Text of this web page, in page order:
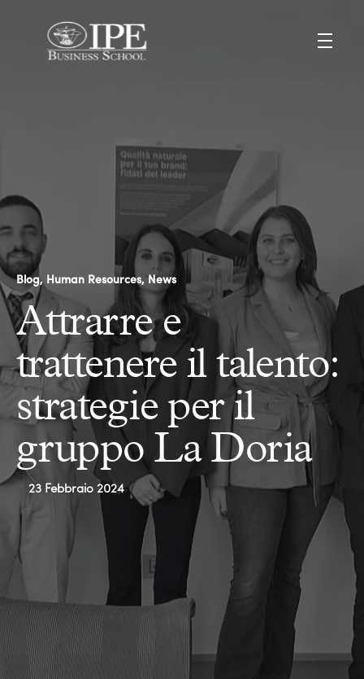
Blog Human Resources News
Attrarre e
trattenere il talento:
strategie per il
gruppo La Doria
23 Febbraio 2024